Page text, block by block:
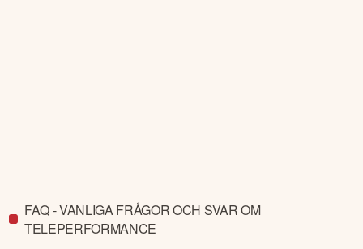
FAQ - VANLIGA FRÅGOR OCH SVAR OM
TELEPERFORMANCE